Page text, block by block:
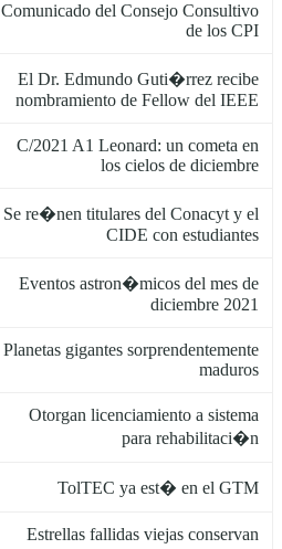
Comunicado del Consejo Consultivo
de los CPI
El Dr. Edmundo Guti�rrez recibe
nombramiento de Fellow del IEEE
C/2021 A1 Leonard: un cometa en
los cielos de diciembre
Se re�nen titulares del Conacyt y el
CIDE con estudiantes
Eventos astron�micos del mes de
diciembre 2021
Planetas gigantes sorprendentemente
maduros
Otorgan licenciamiento a sistema
para rehabilitaci�n
TolTEC ya est� en el GTM
Estrellas fallidas viejas conservan